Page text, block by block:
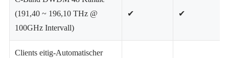
(191,40 ~ 196,10 THz @
100GHz Intervall)
✔ ✔
Clients eitig-Automatischer